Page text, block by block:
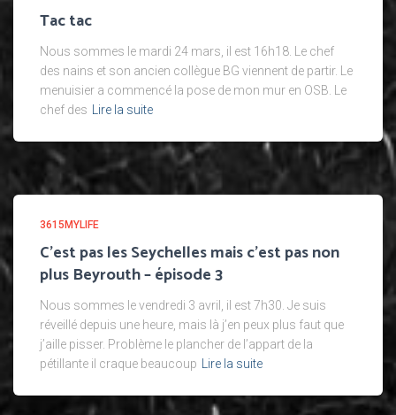
Tac tac
Nous sommes le mardi 24 mars, il est 16h18. Le chef
des nains et son ancien collègue BG viennent de partir. Le
menuisier a commencé la pose de mon mur en OSB. Le
chef des
Lire la suite
3615MYLIFE
C’est pas les Seychelles mais c’est pas non
plus Beyrouth – épisode 3
Nous sommes le vendredi 3 avril, il est 7h30. Je suis
réveillé depuis une heure, mais là j’en peux plus faut que
j’aille pisser. Problème le plancher de l’appart de la
pétillante il craque beaucoup
Lire la suite